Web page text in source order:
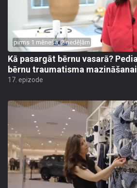
pirms 1 mēneša, 2 nedēļām
Kā pasargāt bērnu vasarā?
bērnu traumatisma mazināšanai
17. epizode